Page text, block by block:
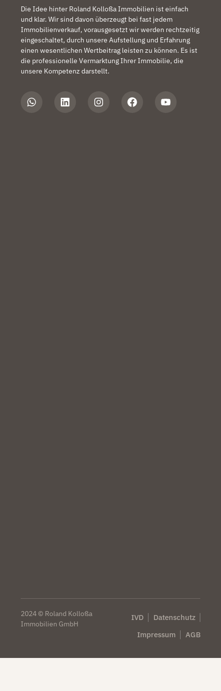
Die Idee hinter Roland Kolloßa Immobilien ist einfach
und klar. Wir sind davon überzeugt bei fast jedem
Immobilienverkauf, vorausgesetzt wir werden rechtzeitig
eingeschaltet, durch unsere Aufstellung und Erfahrung
einen wesentlichen Wertbeitrag leisten zu können. Es ist
die professionelle Vermarktung Ihrer Immobilie, die
unsere Kompetenz darstellt.
2024 © Roland Kolloßa
Immobilien GmbH
IVD
Datenschutz
Impressum
AGB